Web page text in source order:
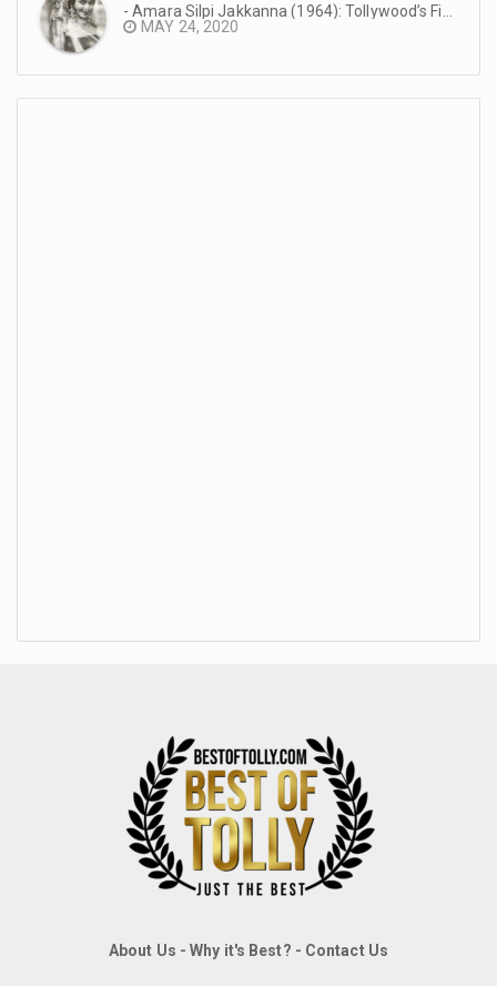
- Amara Silpi Jakkanna (1964): Tollywood’s First Eastmancolor Production #TeluguCinemaHistory
MAY 24, 2020
About Us -Why it's Best? - Contact Us